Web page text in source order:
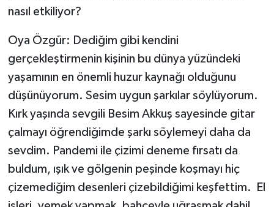
nasıl etkiliyor?
Oya Özgür: Dediğim gibi kendini
gerçekleştirmenin kişinin bu dünya yüzündeki
yaşamının en önemli huzur kaynağı olduğunu
düşünüyorum. Sesim uygun şarkılar söylüyorum.
Kırk yaşında sevgili Besim Akkuş sayesinde gitar
çalmayı öğrendiğimde şarkı söylemeyi daha da
sevdim. Pandemi ile çizimi deneme fırsatı da
buldum, ışık ve gölgenin peşinde koşmayı hiç
çizemediğim desenleri çizebildiğimi keşfettim. El